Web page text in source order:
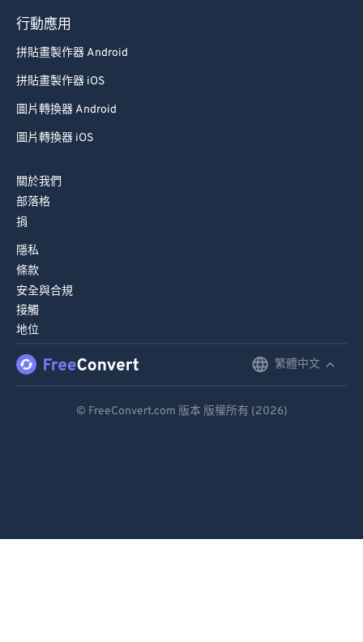
行動應用
拼貼畫製作器 Android
拼貼畫製作器 iOS
圖片轉換器 Android
圖片轉換器 iOS
關於我們
部落格
捐
隱私
條款
安全與合規
接觸
地位
繁體中文
© FreeConvert.com 版本 版權所有 (2026)